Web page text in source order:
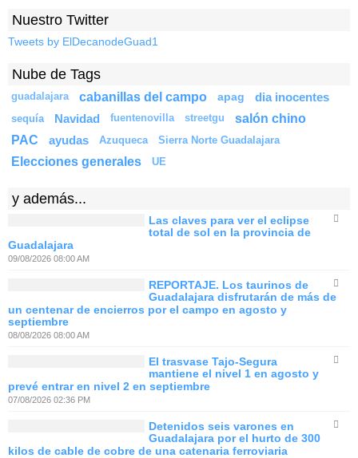
Nuestro Twitter
Tweets by ElDecanodeGuad1
Nube de Tags
guadalajara cabanillas del campo apag dia inocentes
sequía Navidad fuentenovilla streetgu
salón chino
PAC
ayudas Azuqueca Sierra Norte Guadalajara
Elecciones generales UE
y además...
Las claves para ver el eclipse
total de sol en la provincia de
Guadalajara
09/08/2026 08:00 AM
REPORTAJE. Los taurinos de
Guadalajara disfrutarán de más de
un centenar de encierros por el campo en agosto y
septiembre
08/08/2026 08:00 AM
El trasvase Tajo-Segura
mantiene el nivel 1 en agosto y
prevé entrar en nivel 2 en septiembre
07/08/2026 02:36 PM
Detenidos seis varones en
Guadalajara por el hurto de 300
kilos de cable de cobre de una catenaria ferroviaria